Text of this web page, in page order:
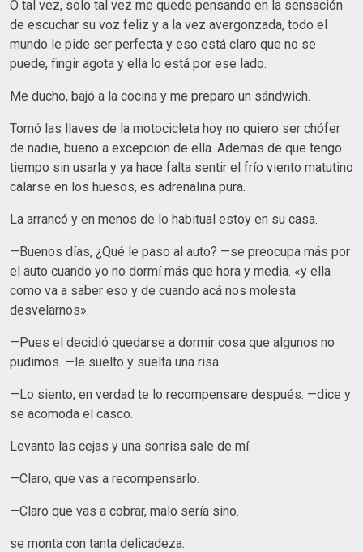
O tal vez, solo tal vez me quede pensando en la sensación
de escuchar su voz feliz y a la vez avergonzada, todo el
mundo le pide ser perfecta y eso está claro que no se
puede, fingir agota y ella lo está por ese lado.
Me ducho, bajó a la cocina y me preparo un sándwich.
Tomó las llaves de la motocicleta hoy no quiero ser chófer
de nadie, bueno a excepción de ella. Además de que tengo
tiempo sin usarla y ya hace falta sentir el frío viento matutino
calarse en los huesos, es adrenalina pura.
La arrancó y en menos de lo habitual estoy en su casa.
—Buenos días, ¿Qué le paso al auto? —se preocupa más por
el auto cuando yo no dormí más que hora y media. «y ella
como va a saber eso y de cuando acá nos molesta
desvelarnos».
—Pues el decidió quedarse a dormir cosa que algunos no
pudimos. —le suelto y suelta una risa.
—Lo siento, en verdad te lo recompensare después. —dice y
se acomoda el casco.
Levanto las cejas y una sonrisa sale de mí.
—Claro, que vas a recompensarlo.
—Claro que vas a cobrar, malo sería sino.
se monta con tanta delicadeza.